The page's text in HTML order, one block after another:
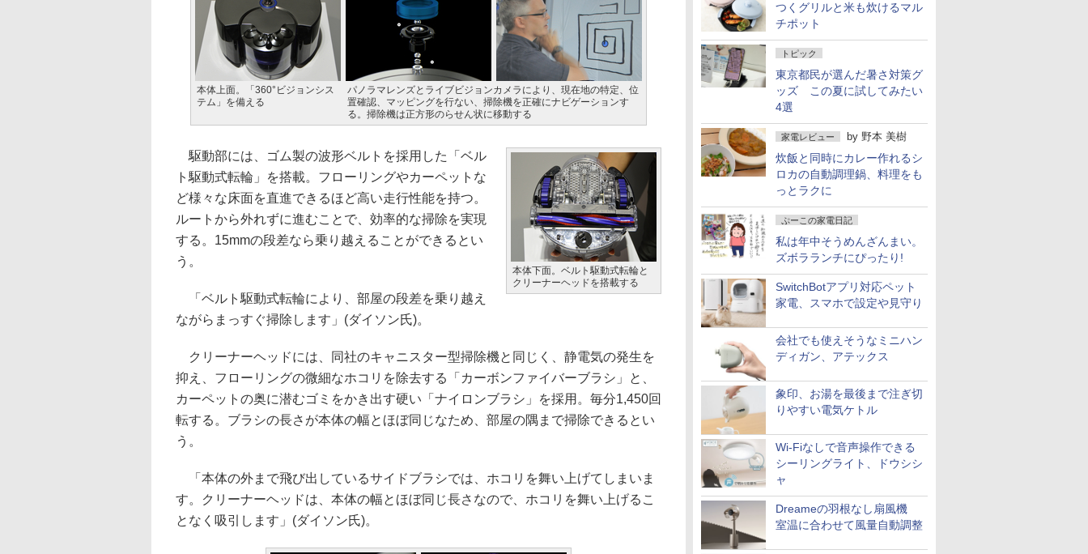
つくグリルと米も炊けるマル
チポット
トピック
東京都民が選んだ暑さ対策グ
ッズ この夏に試してみたい
4選
家電レビュー by 野本 美樹
炊飯と同時にカレー作れるシ
ロカの自動調理鍋、料理をも
っとラクに
ぷーこの家電日記
私は年中そうめんざんまい。
ズボラランチにぴったり!
SwitchBotアプリ対応ペット
家電、スマホで設定や見守り
会社でも使えそうなミニハン
ディガン、アテックス
象印、お湯を最後まで注ぎ切
りやすい電気ケトル
Wi-Fiなしで音声操作できる
シーリングライト、ドウシシ
ャ
Dreameの羽根なし扇風機
室温に合わせて風量自動調整
本体上面。「360°ビジョンシス
テム」を備える
パノラマレンズとライブビジョンカメラにより、現在地の特定、位
置確認、マッピングを行ない、掃除機を正確にナビゲーションす
る。掃除機は正方形のらせん状に移動する
本体下面。ベルト駆動式転輪と
クリーナーヘッドを搭載する
駆動部には、ゴム製の波形ベルトを採用した「ベル
ト駆動式転輪」を搭載。フローリングやカーペットな
ど様々な床面を直進できるほど高い走行性能を持つ。
ルートから外れずに進むことで、効率的な掃除を実現
する。15mmの段差なら乗り越えることができるとい
う。
「ベルト駆動式転輪により、部屋の段差を乗り越え
ながらまっすぐ掃除します」(ダイソン氏)。
クリーナーヘッドには、同社のキャニスター型掃除機と同じく、静電気の発生を
抑え、フローリングの微細なホコリを除去する「カーボンファイバーブラシ」と、
カーペットの奥に潜むゴミをかき出す硬い「ナイロンブラシ」を採用。毎分1,450回
転する。ブラシの長さが本体の幅とほぼ同じなため、部屋の隅まで掃除できるとい
う。
「本体の外まで飛び出しているサイドブラシでは、ホコリを舞い上げてしまいま
す。クリーナーヘッドは、本体の幅とほぼ同じ長さなので、ホコリを舞い上げるこ
となく吸引します」(ダイソン氏)。